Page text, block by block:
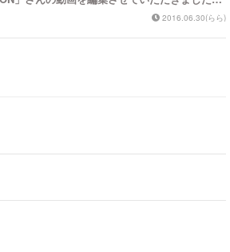
2016.06.30(らら)